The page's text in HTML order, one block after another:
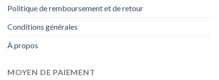
Politique de remboursement et de retour
Conditions générales
À propos
MOYEN DE PAIEMENT